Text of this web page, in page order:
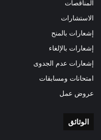
المناقصات
الاستشارات
إشعارات بالمنح
إشعارات بالإلغاء
إشعارات عدم الجدوى
امتحانات ومسابقات
عروض عمل
الوثائق